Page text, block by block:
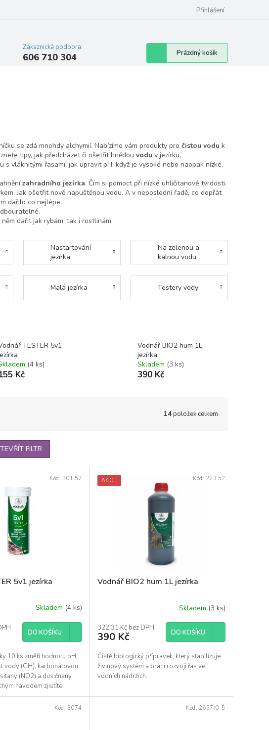
Přihlášení
Zákaznická podpora:
606 710 304
Nákupní
košík
Prázdný košík
se zdá mnohdy alchymií. Nabízíme vám produkty pro čistou vodu k
tipy, jak předcházet či ošetřit hnědou vodu v jezírku,
s vláknitými řasami, jak upravit pH, když je vysoké nebo naopak nízké,
zahradního jezírka. Čím si pomoct při nízké uhličitanové tvrdosti.
Jak ošetřit nově napuštěnou vodu. A v neposlední řadě, co dopřát
dařilo co nejlépe.
dařit jak rybám, tak i rostlinám.
Nastartování
jezírka
Na zelenou a
kalnou vodu
Malá jezírka Testery vody
TESTER 5v1
(4 ks)
Kč
Vodnář BIO2 hum 1L
jezírka
Skladem (3 ks)
390 Kč
14položek celkem
FILTR
5v1 jezírka
Skladem (4 ks)
DO KOŠÍKU
10 ks změří hodnotu pH,
vody (GH), karbonátovou
(NO2) a dusičnany
návodem zjistíte
a...
Kód: 301.52 AKCE
Vodnář BIO2 hum 1L jezírka
Skladem (3 ks)
322,31 Kč bez DPH
390 Kč DO KOŠÍKU
Čistě biologický přípravek, který stabilizuje
živinový systém a brání rozvoji řas ve
vodních nádržích.
Kód: 223.52
Kód: 3074 Kód: 2657/0-5